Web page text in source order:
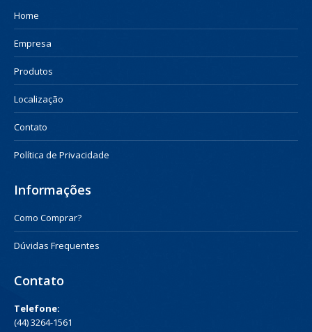
Home
Empresa
Produtos
Localização
Contato
Política de Privacidade
Informações
Como Comprar?
Dúvidas Frequentes
Contato
Telefone:
(44) 3264-1561